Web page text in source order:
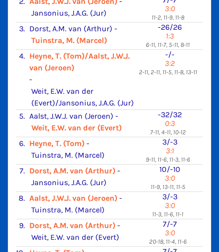
Jansonius, J.A.G. (Jur)
3:0
11-2, 11-9, 11-8
3. Dorst, A.M. van (Arthur) -
Tuinstra, M. (Marcel)
-26/26
1:3
6-11, 11-7, 5-11, 8-11
4. Heyne, T. (Tom)/Aalst, J.W.J.
van (Jeroen)
-
Weit, E.W. van der
(Evert)/Jansonius, J.A.G. (Jur)
-/-
3:2
2-11, 2-11, 11-5, 11-8, 13-11
5. Aalst, J.W.J. van (Jeroen) -
Weit, E.W. van der (Evert)
-32/32
0:3
7-11, 4-11, 10-12
6. Heyne, T. (Tom) -
Tuinstra, M. (Marcel)
3/-3
3:1
9-11, 11-6, 11-3, 11-6
7. Dorst, A.M. van (Arthur) -
Jansonius, J.A.G. (Jur)
10/-10
3:0
11-9, 13-11, 11-5
8. Aalst, J.W.J. van (Jeroen) -
Tuinstra, M. (Marcel)
3/-3
3:0
11-3, 11-6, 11-1
9. Dorst, A.M. van (Arthur) -
Weit, E.W. van der (Evert)
7/-7
3:0
20-18, 11-4, 11-6